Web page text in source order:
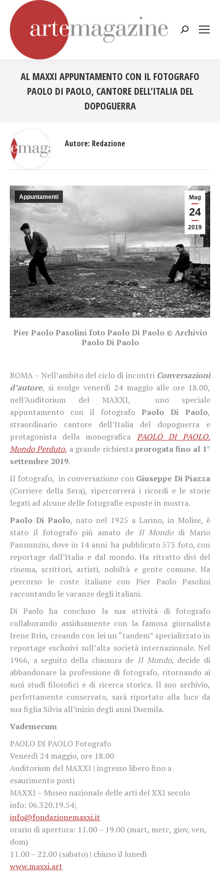
Cerca:
AL MAXXI APPUNTAMENTO CON IL FOTOGRAFO
PAOLO DI PAOLO, CANTORE DELL’ITALIA DEL
DOPOGUERRA
Mag
24
2019
Appuntamenti
Pier Paolo Pasolini foto Paolo Di Paolo © Archivio
Paolo Di Paolo
ROMA – Nell’ambito del ciclo di incontri Conversazioni
d’autore, si svolge venerdì 24 maggio alle ore 18.00,
nell’Auditorium del MAXXI,
uno speciale
appuntamento con il fotografo Paolo Di Paolo,
straordinario cantore dell’Italia del dopoguerra e
protagonista della monografica PAOLO DI PAOLO.
Mondo Perduto, a grande richiestaprorogata fino al 1°
settembre 2019.
Il fotografo, in conversazione con Giuseppe Di Piazza
(Corriere della Sera), ripercorrerà i ricordi e le storie
legati ad alcune delle fotografie esposte in mostra.
Paolo Di Paolo, nato nel 1925 a Larino, in Molise, è
stato il fotografo più amato de Il Mondo di Mario
Pannunzio, dove in 14 anni ha pubblicato 573 foto, con
reportage dall’Italia e dal mondo. Ha ritratto divi del
cinema, scrittori, artisti, nobiltà e gente comune. Ha
percorso le coste italiane con Pier Paolo Pasolini
raccontando le vacanze degli italiani.
Di Paolo ha concluso la sua attività di fotografo
collaborando assiduamente con la famosa giornalista
Irene Brin, creando con lei un “tandem” specializzato in
reportage esclusivi sull’alta società inter­nazionale. Nel
1966, a seguito della chiusura de Il Mondo, decide di
abbandonare la professione di fotografo, ritornando ai
suoi studi filosofici e di ricerca storica. Il suo archivio,
perfettamente con­servato, sarà riportato alla luce da
sua figlia Silvia all’inizio degli anni Duemila.
Vademecum
PAOLO DI PAOLO Fotografo
Venerdì 24 maggio, ore 18.00
Auditorium del MAXXI | ingresso libero fino a
esaurimento posti
MAXXI – Museo nazionale delle arti del XXI secolo
info: 06.320.19.54;
info@fondazionemaxxi.it
orario di apertura: 11.00 – 19.00 (mart, merc, giov, ven,
dom)
11.00 – 22.00 (sabato) | chiuso il lunedì
www.maxxi.art
Autore: Redazione